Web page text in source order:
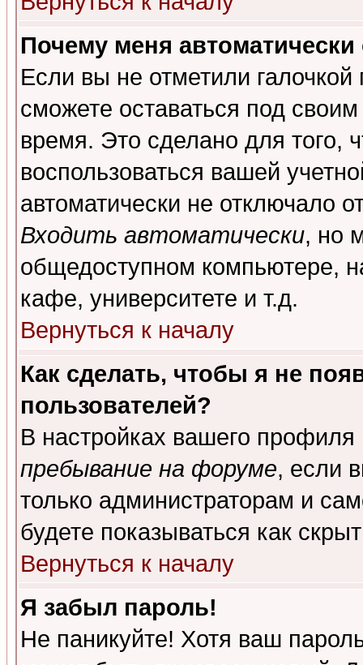
Почему меня автоматически
Если вы не отметили галочкой
сможете оставаться под
время. Это сделано для того,
воспользоваться вашей
автоматически не отключало
Входить автоматически, но
общедоступном компьютере,
кафе, университете и т.д.
Вернуться к началу
Как сделать, чтобы я не
пользователей?
В настройках вашего
пребывание на форуме, если
только администраторам и
будете показываться как
Вернуться к началу
Я забыл пароль!
Не паникуйте! Хотя ваш